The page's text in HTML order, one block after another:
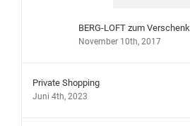
BERG-LOFT zum
November 10th, 2017
Private Shopping
Juni 4th, 2023